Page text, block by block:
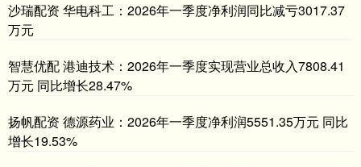
沙瑞配资 华电科工：2026年一季度净利润同比减亏3017.37
万元
智慧优配 港迪技术：2026年一季度实现营业总收入7808.41
万元 同比增长28.47%
扬帆配资 德源药业：2026年一季度净利润5551.35万元 同比
增长19.53%